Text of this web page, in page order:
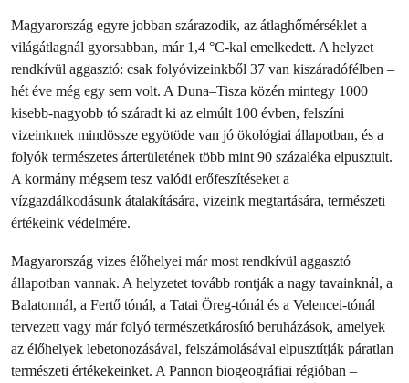
Magyarország egyre jobban szárazodik, az átlaghőmérséklet a
világátlagnál gyorsabban, már 1,4 °C-kal emelkedett. A helyzet
rendkívül aggasztó: csak folyóvizeinkből 37 van kiszáradófélben –
hét éve még egy sem volt. A Duna–Tisza közén mintegy 1000
kisebb-nagyobb tó száradt ki az elmúlt 100 évben, felszíni
vizeinknek mindössze egyötöde van jó ökológiai állapotban, és a
folyók természetes árterületének több mint 90 százaléka elpusztult.
A kormány mégsem tesz valódi erőfeszítéseket a
vízgazdálkodásunk átalakítására, vizeink megtartására, természeti
értékeink védelmére.
Magyarország vizes élőhelyei már most rendkívül aggasztó
állapotban vannak. A helyzetet tovább rontják a nagy tavainknál, a
Balatonnál, a Fertő tónál, a Tatai Öreg-tónál és a Velencei-tónál
tervezett vagy már folyó természetkárosító beruházások, amelyek
az élőhelyek lebetonozásával, felszámolásával elpusztítják páratlan
természeti értékekeinket. A Pannon biogeográfiai régióban –